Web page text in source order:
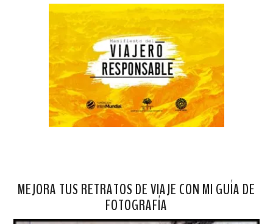
MEJORA TUS RETRATOS DE VIAJE CON MI GUÍA DE
FOTOGRAFÍA